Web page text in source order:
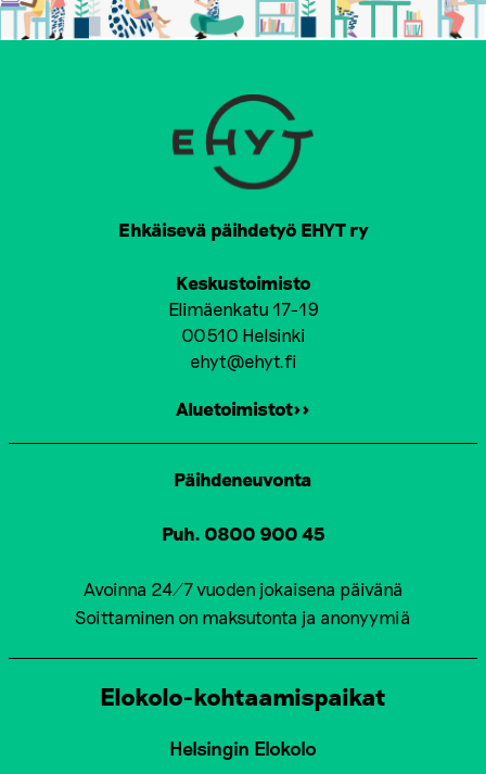
Ehkäisevä päihdetyö EHYT ry
Keskustoimisto
Elimäenkatu 17-19
00510 Helsinki
ehyt@ehyt.fi
Aluetoimistot>>
Päihdeneuvonta
Puh. 0800 900 45
Avoinna 24/7 vuoden jokaisena päivänä
Soittaminen on maksutonta ja anonyymiä
Elokolo-kohtaamispaikat
Helsingin Elokolo